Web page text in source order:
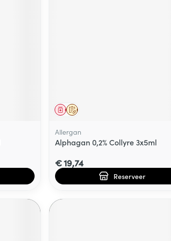
Op voorschrift
Geneesmiddel
Allergan
Alphagan 0,2% Collyre 3x5ml
€ 19,74
Reserveer